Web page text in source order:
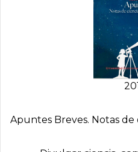
Apuntes Breves. Notas de